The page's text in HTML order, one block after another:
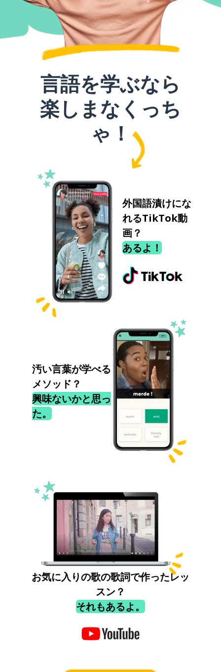
言語を学ぶなら
楽しまなくっち
ゃ！
外国語漬けにな
れるTikTok動
画？
あるよ！
汚い言葉が学べる
メソッド？
興味ないかと思っ
た。
お気に入りの歌の歌詞で作ったレッ
スン？
それもあるよ。